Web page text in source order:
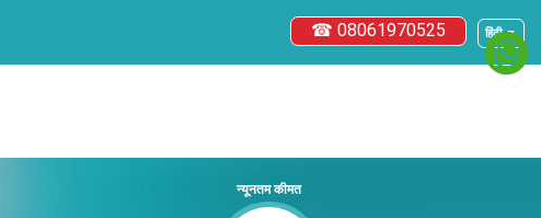
हिंदी ▼
☎ 08061970525
न्यूनतम कीमत